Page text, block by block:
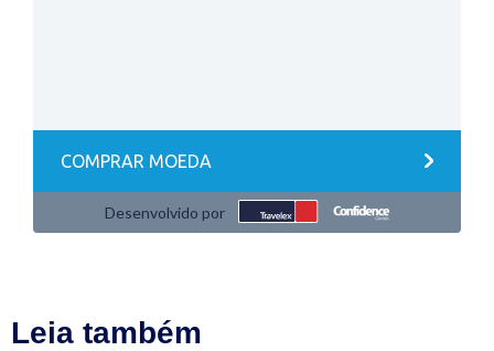
Leia também